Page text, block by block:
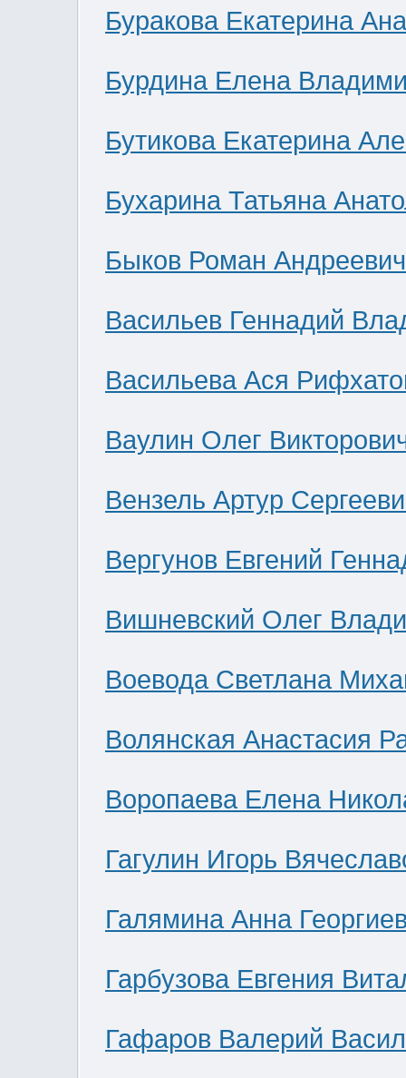
Буракова Екатерина
Бурдина Елена
Бутикова Екатерина
Бухарина Татьяна
Быков Роман Андреевич
Васильев Геннадий
Васильева Ася
Ваулин Олег
Вензель Артур
Вергунов Евгений
Вишневский Олег
Воевода Светлана
Волянская Анастасия
Воропаева Елена
Гагулин Игорь
Галямина Анна
Гарбузова Евгения
Гафаров Валерий